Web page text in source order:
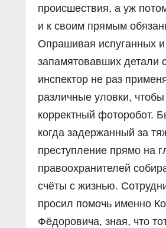
происшествия, а уж
и к своим прямым
Опрашивая испуганных и
запамятовавших детали
инспектор не раз
различные уловки, чтобы
корректный фоторобот.
когда задержанный за
преступление прямо на
правоохранителей
счёты с жизнью.
просил помочь именно
Фёдоровича, зная, что